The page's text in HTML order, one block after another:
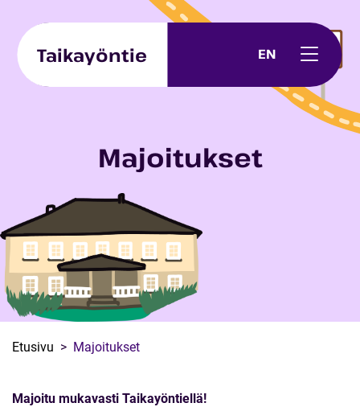
Taikayöntie EN
Majoitukset
Etusivu Majoitukset
Majoitu mukavasti Taikayöntiellä!